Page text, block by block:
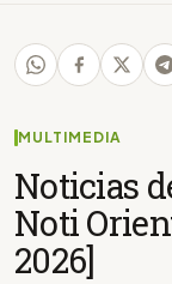
MULTIMEDIA
Noticias
Noti
2026]